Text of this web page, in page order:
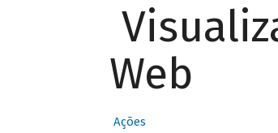
Web
Ações